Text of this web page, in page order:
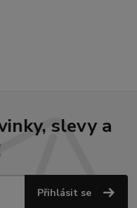
slevy a
Přihlásit se